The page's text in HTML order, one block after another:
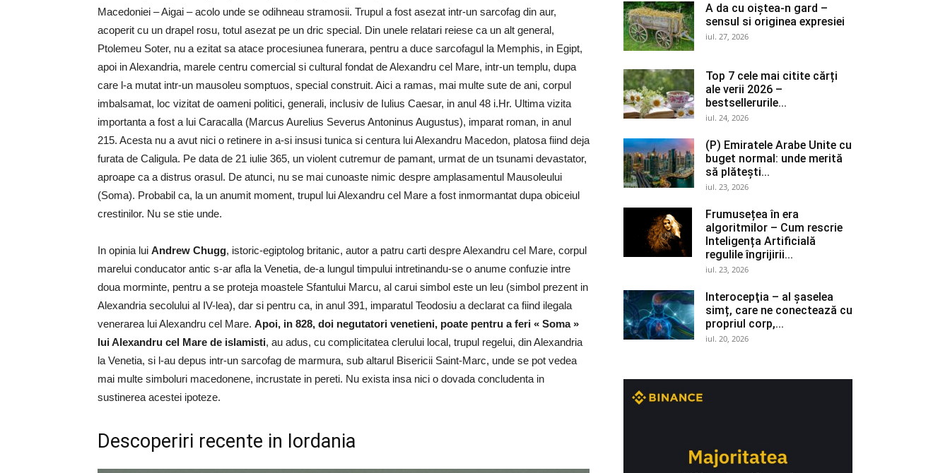
Macedoniei – Aigai – acolo unde se odihneau stramosii. Trupul a fost asezat intr-un sarcofag din aur,
acoperit cu un drapel rosu, totul asezat pe un dric special. Din unele relatari reiese ca un alt general,
Ptolemeu Soter, nu a ezitat sa atace procesiunea funerara, pentru a duce sarcofagul la Memphis, in Egipt,
apoi in Alexandria, marele centru comercial si cultural fondat de Alexandru cel Mare, intr-un templu, dupa
care l-a mutat intr-un mausoleu somptuos, special construit. Aici a ramas, mai multe sute de ani, corpul
imbalsamat, loc vizitat de oameni politici, generali, inclusiv de Iulius Caesar, in anul 48 i.Hr. Ultima vizita
importanta a fost a lui Caracalla (Marcus Aurelius Severus Antoninus Augustus), imparat roman, in anul
215. Acesta nu a avut nici o retinere in a-si insusi tunica si centura lui Alexandru Macedon, platosa fiind deja
furata de Caligula. Pe data de 21 iulie 365, un violent cutremur de pamant, urmat de un tsunami devastator,
aproape ca a distrus orasul. De atunci, nu se mai cunoaste nimic despre amplasamentul Mausoleului
(Soma). Probabil ca, la un anumit moment, trupul lui Alexandru cel Mare a fost inmormantat dupa obiceiul
crestinilor. Nu se stie unde.
In opinia lui Andrew Chugg, istoric-egiptolog britanic, autor a patru carti despre Alexandru cel Mare, corpul
marelui conducator antic s-ar afla la Venetia, de-a lungul timpului intretinandu-se o anume confuzie intre
doua morminte, pentru a se proteja moastele Sfantului Marcu, al carui simbol este un leu (simbol prezent in
Alexandria secolului al IV-lea), dar si pentru ca, in anul 391, imparatul Teodosiu a declarat ca fiind ilegala
venerarea lui Alexandru cel Mare. Apoi, in 828, doi negutatori venetieni, poate pentru a feri « Soma »
lui Alexandru cel Mare de islamisti, au adus, cu complicitatea clerului local, trupul regelui, din Alexandria
la Venetia, si l-au depus intr-un sarcofag de marmura, sub altarul Bisericii Saint-Marc, unde se pot vedea
mai multe simboluri macedonene, incrustate in pereti. Nu exista insa nici o dovada concludenta in
sustinerea acestei ipoteze.
Descoperiri recente in Iordania
A da cu oiștea-n gard –
sensul si originea expresiei
iul. 27, 2026
Top 7 cele mai citite cărți
ale verii 2026 –
bestsellerurile...
iul. 24, 2026
(P) Emiratele Arabe Unite cu
buget normal: unde merită
să plătești...
iul. 23, 2026
Frumusețea în era
algoritmilor – Cum rescrie
Inteligența Artificială
regulile îngrijirii...
iul. 23, 2026
Interocepţia – al șaselea
simț, care ne conectează cu
propriul corp,...
iul. 20, 2026